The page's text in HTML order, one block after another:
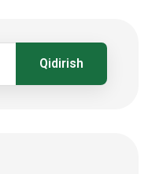
Qidirish